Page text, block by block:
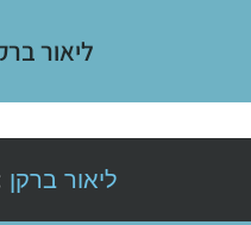
ליאור
ליאור ברקן